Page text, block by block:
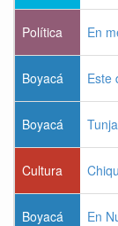
Política En
Boyacá Este
Boyacá
Cultura
Boyacá En